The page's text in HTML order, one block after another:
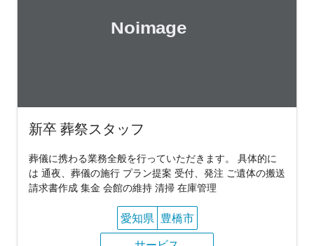
新卒 葬祭スタッフ
葬儀に携わる業務全般を行っていただきます。 具体的に
は 通夜、葬儀の施行 プラン提案 受付、発注 ご遺体の搬送
請求書作成 集金 会館の維持 清掃 在庫管理
愛知県 豊橋市